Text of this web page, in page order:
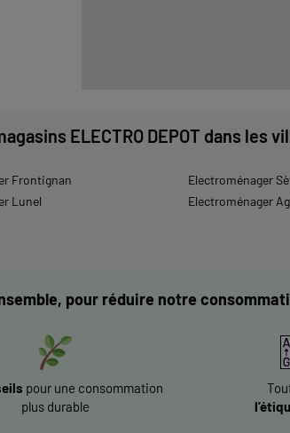
ELECTRO DEPOT dans les
Frontignan
Lunel
Electroménager
Electroménager
pour réduire notre
pour une consommation
plus durable